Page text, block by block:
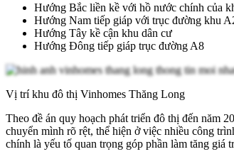
Hướng Bắc liền kề với hồ nước chính của
Hướng Nam tiếp giáp với trục đường khu
Hướng Tây kề cận khu dân cư
Hướng Đông tiếp giáp trục đường A8
Vị trí khu đô thị Vinhomes Thăng Long
Theo đề án quy hoạch phát triển đô thị đến năm
chuyển mình rõ rệt, thể hiện ở việc nhiều công
chính là yếu tố quan trọng góp phần làm tăng giá